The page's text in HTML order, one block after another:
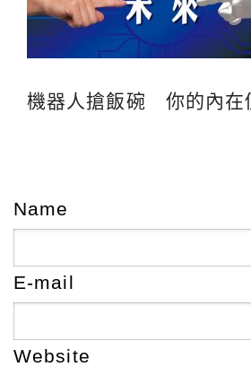
機器人搶飯碗 你的內在
Name
E-mail
Website